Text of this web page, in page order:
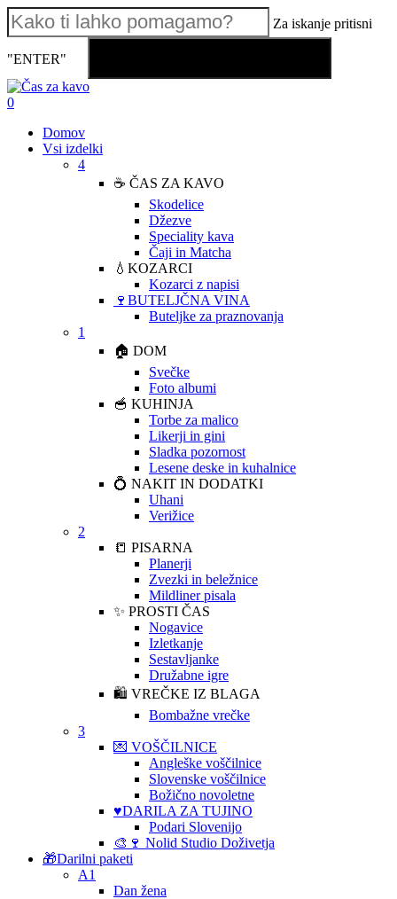
Skip
to
content
Za iskanje pritisni
"ENTER"
Close
Search
search
account
0
Domov
Vsi izdelki
4
☕ ČAS ZA KAVO
Skodelice
Džezve
Speciality kava
Čaji in Matcha
💧KOZARCI
Kozarci z napisi
🍷BUTELJČNA VINA
Buteljke za praznovanja
1
🏠 DOM
Svečke
Foto albumi
🥣 KUHINJA
Torbe za malico
Likerji in gini
Sladka pozornost
Lesene deske in kuhalnice
💍 NAKIT IN DODATKI
Uhani
Verižice
2
📒 PISARNA
Planerji
Zvezki in beležnice
Mildliner pisala
✨ PROSTI ČAS
Nogavice
Izletkanje
Sestavljanke
Družabne igre
🛍️ VREČKE IZ BLAGA
Bombažne vrečke
3
💌 VOŠČILNICE
Angleške voščilnice
Slovenske voščilnice
Božično novoletne
♥️DARILA ZA TUJINO
Podari Slovenijo
🎨🍷 Nolid Studio Doživetja
🎁Darilni paketi
A1
Dan žena